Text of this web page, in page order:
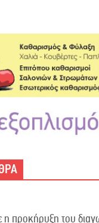
η προκήρυξη του